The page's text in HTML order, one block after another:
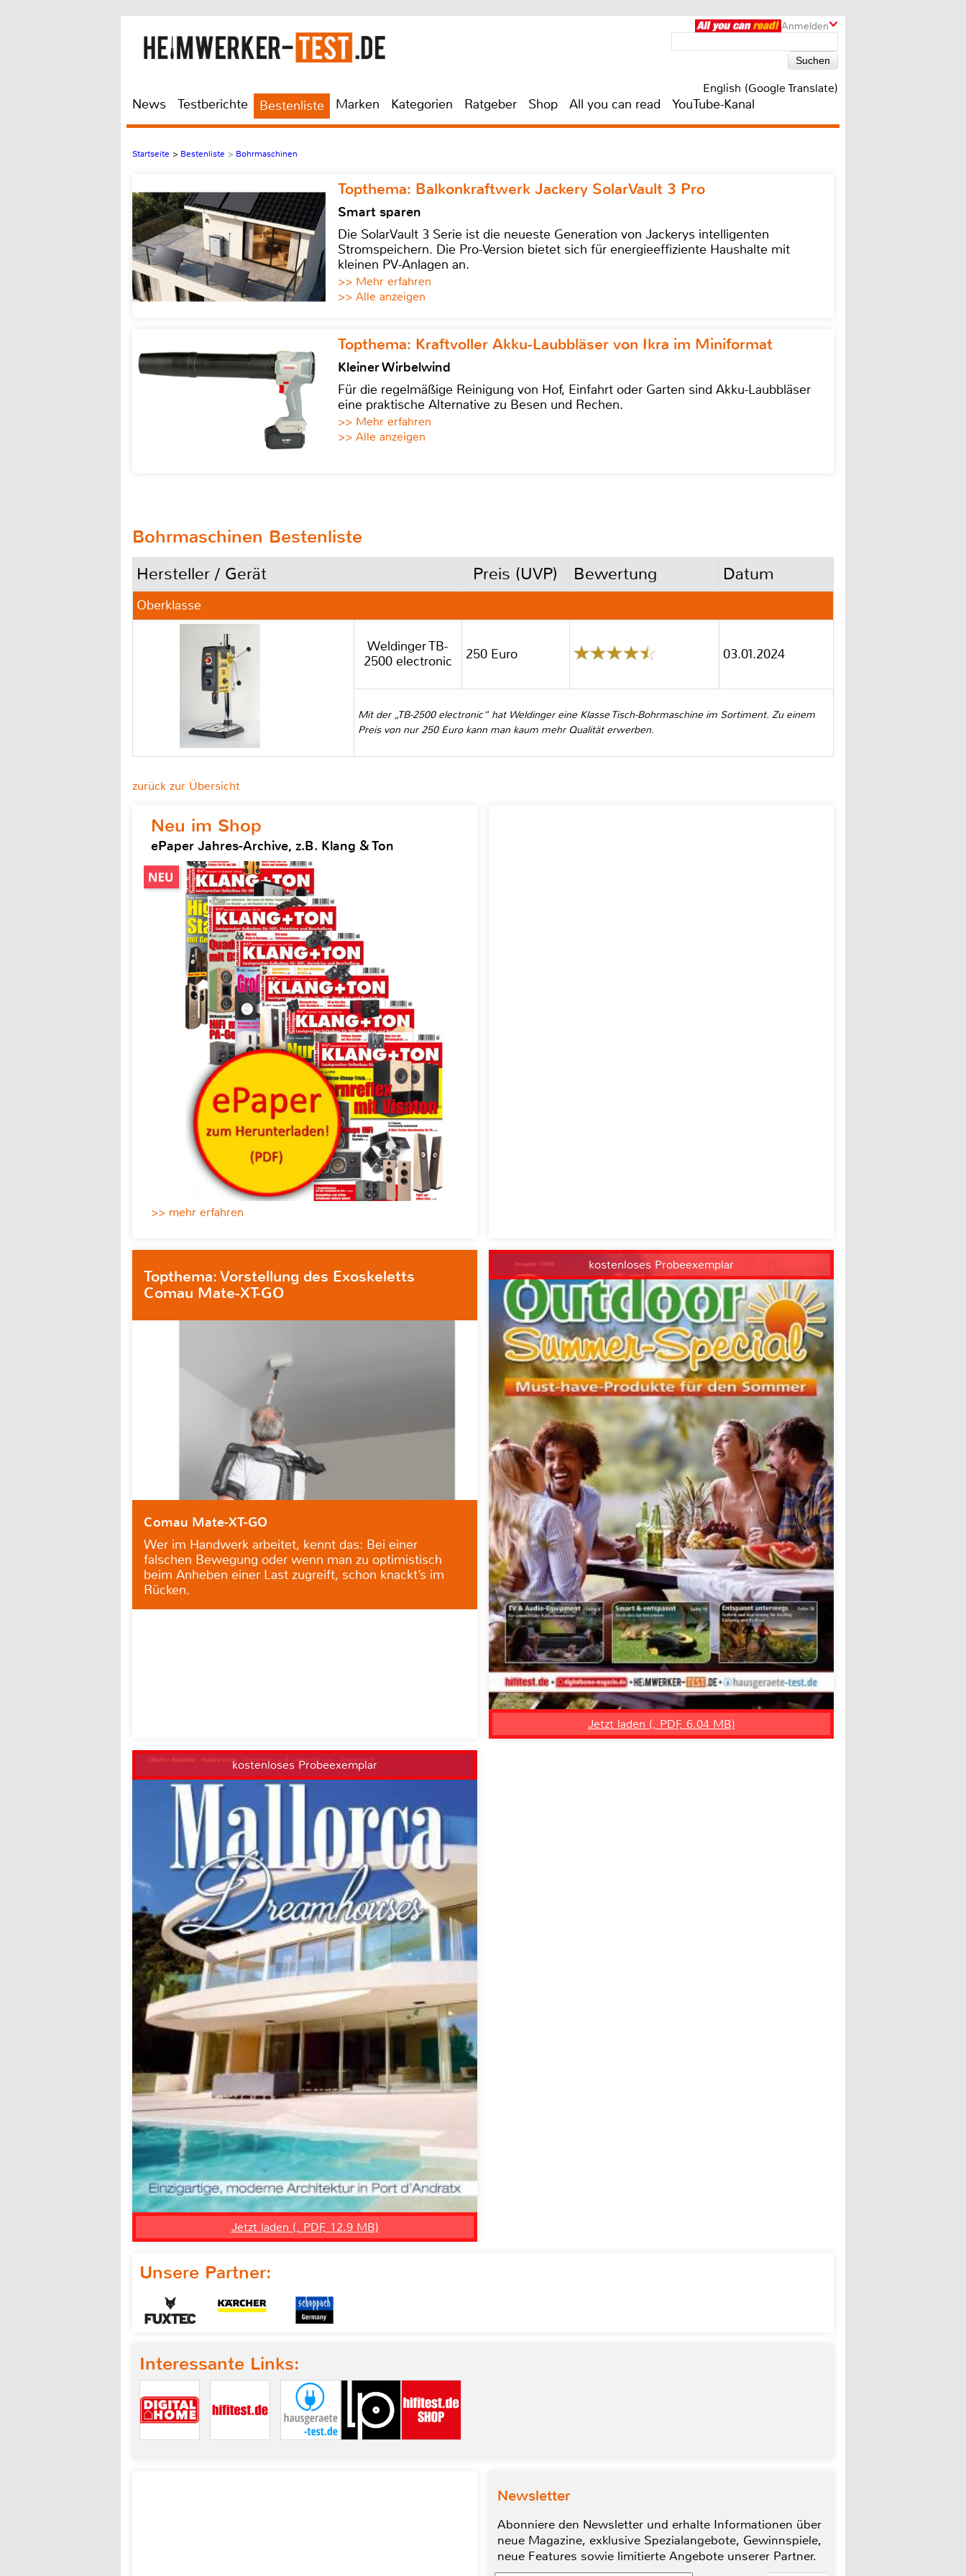
Anmelden
English (Google Translate)
News Testberichte Bestenliste Marken Kategorien Ratgeber Shop All you can read YouTube-Kanal
Startseite > Bestenliste > Bohrmaschinen
Topthema: Balkonkraftwerk Jackery SolarVault 3 Pro
Smart sparen
Die SolarVault 3 Serie ist die neueste Generation von Jackerys intelligenten
Stromspeichern. Die Pro-Version bietet sich für energieeffiziente Haushalte mit
kleinen PV-Anlagen an.
>> Mehr erfahren
>> Alle anzeigen
Topthema: Kraftvoller Akku-Laubbläser von Ikra im Miniformat
Kleiner Wirbelwind
Für die regelmäßige Reinigung von Hof, Einfahrt oder Garten sind Akku-Laubbläser
eine praktische Alternative zu Besen und Rechen.
>> Mehr erfahren
>> Alle anzeigen
Bohrmaschinen Bestenliste
Hersteller / Gerät Preis (UVP) Bewertung Datum
Oberklasse
Weldinger TB-
2500 electronic
250 Euro 03.01.2024
Mit der „TB-2500 electronic“ hat Weldinger eine Klasse Tisch-Bohrmaschine im Sortiment. Zu einem
Preis von nur 250 Euro kann man kaum mehr Qualität erwerben.
zurück zur Übersicht
Neu im Shop
ePaper Jahres-Archive, z.B. Klang & Ton
>> mehr erfahren
Topthema: Vorstellung des Exoskeletts
Comau Mate-XT-GO
Comau Mate-XT-GO
Wer im Handwerk arbeitet, kennt das: Bei einer
falschen Bewegung oder wenn man zu optimistisch
beim Anheben einer Last zugreift, schon knackt’s im
Rücken.
kostenloses Probeexemplar
Jetzt laden (, PDF, 6.04 MB)
kostenloses Probeexemplar
Jetzt laden (, PDF, 12.9 MB)
Unsere Partner:
Interessante Links:
Newsletter
Abonniere den Newsletter und erhalte Informationen über
neue Magazine, exklusive Spezialangebote, Gewinnspiele,
neue Features sowie limitierte Angebote unserer Partner.